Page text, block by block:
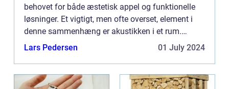
behovet for både æstetisk appel og funktionelle
løsninger. Et vigtigt, men ofte overset, element i
denne sammenhæng er akustikken i et rum.
Akustiklofter er en effektiv måde at ...
Lars Pedersen 01 July 2024